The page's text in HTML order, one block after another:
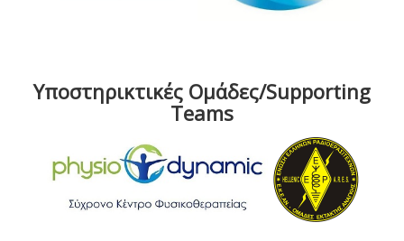
Υποστηρικτικές Ομάδες/Supporting
Teams